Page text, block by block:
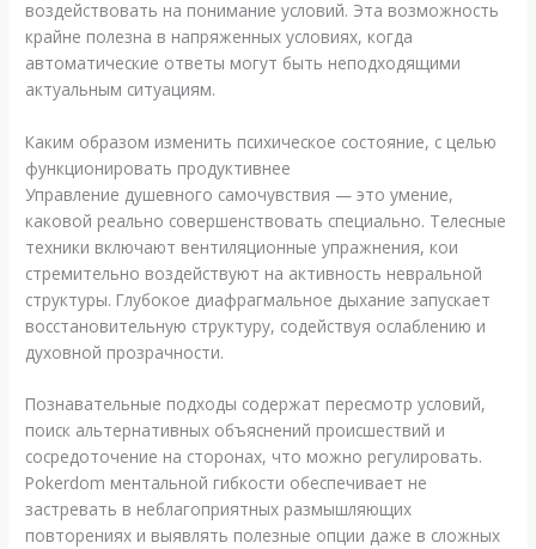
воздействовать на понимание условий. Эта возможность
крайне полезна в напряженных условиях, когда
автоматические ответы могут быть неподходящими
актуальным ситуациям.
Каким образом изменить психическое состояние, с целью
функционировать продуктивнее
Управление душевного самочувствия — это умение,
каковой реально совершенствовать специально. Телесные
техники включают вентиляционные упражнения, кои
стремительно воздействуют на активность невральной
структуры. Глубокое диафрагмальное дыхание запускает
восстановительную структуру, содействуя ослаблению и
духовной прозрачности.
Познавательные подходы содержат пересмотр условий,
поиск альтернативных объяснений происшествий и
сосредоточение на сторонах, что можно регулировать.
Pokerdom ментальной гибкости обеспечивает не
застревать в неблагоприятных размышляющих
повторениях и выявлять полезные опции даже в сложных